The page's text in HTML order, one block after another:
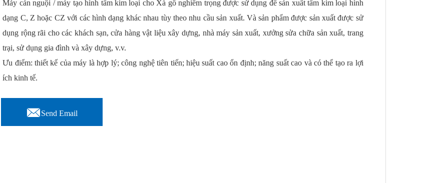
Máy cán nguội / máy tạo hình tấm kim loại cho Xà gồ nghiêm trọng được sử dụng để sản xuất tấm kim loại hình
dạng C, Z hoặc CZ với các hình dạng khác nhau tùy theo nhu cầu sản xuất. Và sản phẩm được sản xuất được sử
dụng rộng rãi cho các khách sạn, cửa hàng vật liệu xây dựng, nhà máy sản xuất, xưởng sửa chữa sản xuất, trang
trại, sử dụng gia đình và xây dựng, v.v.
Ưu điểm: thiết kế của máy là hợp lý; công nghệ tiên tiến; hiệu suất cao ổn định; năng suất cao và có thể tạo ra lợi
ích kinh tế.
Send Email